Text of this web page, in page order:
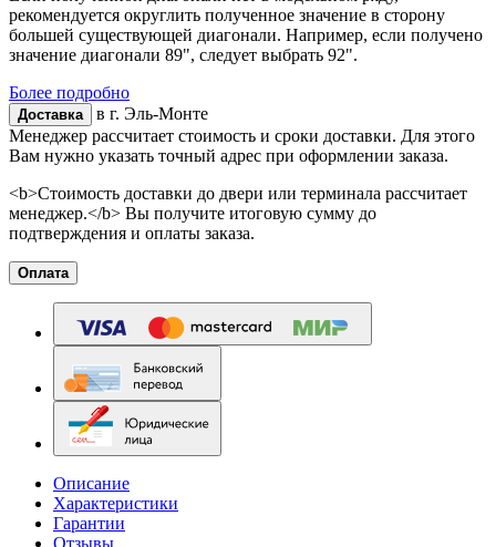
рекомендуется округлить полученное значение в сторону
большей существующей диагонали. Например, если получено
значение диагонали 89", следует выбрать 92".
Более подробно
Доставка в г. Эль-Монте
Менеджер рассчитает стоимость и сроки доставки. Для этого
Вам нужно указать точный адрес при оформлении заказа.
<b>Стоимость доставки до двери или терминала рассчитает
менеджер.</b> Вы получите итоговую сумму до
подтверждения и оплаты заказа.
Оплата
Описание
Характеристики
Гарантии